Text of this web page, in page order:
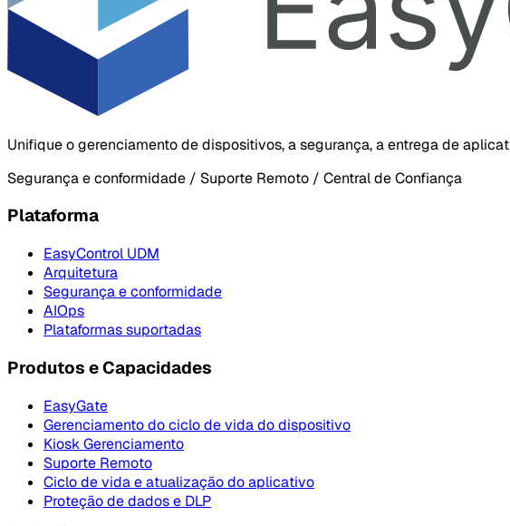
Unifique o gerenciamento de dispositivos, a segurança, a entrega de
Segurança e conformidade / Suporte Remoto / Central de Confiança
Plataforma
EasyControl UDM
Arquitetura
Segurança e conformidade
AIOps
Plataformas suportadas
Produtos e Capacidades
EasyGate
Gerenciamento do ciclo de vida do dispositivo
Kiosk Gerenciamento
Suporte Remoto
Ciclo de vida e atualização do aplicativo
Proteção de dados e DLP